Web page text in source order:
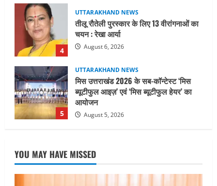
5
मिस उत्तराखंड 2026 के सब-कॉन्टेस्ट ‘मिस
ब्यूटीफुल आइज़’ एवं ‘मिस ब्यूटीफुल हेयर’ का
आयोजन
August 5, 2026
1
UTTARAKHAND NEWS
धामी कैबिनेट ने लिए कई महत्वपूर्ण निर्णय, अब
सामान्य वर्ग के पशुपालकों को भी गाय एवं भैंस
खरीद पर मिलेगा अनुदान, मजदूरी संहिता
नियमावली-2026 को मिली मंजूरी
2
नाबार्ड ने राष्ट्रीय हथकरघा दिवस के अवसर पर
मुंबई में तीन दिवसीय प्रदर्शनी का आयोजन किया
August 7, 2026
YOU MAY HAVE MISSED